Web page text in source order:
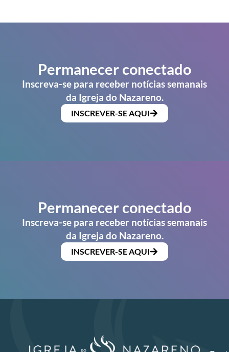
Permanecer conectado
Inscreva-se para receber notícias semanais
da Igreja do Nazareno.
INSCREVER-SE AQUI
Permanecer conectado
Inscreva-se para receber notícias semanais
da Igreja do Nazareno.
INSCREVER-SE AQUI